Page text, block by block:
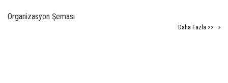
Organizasyon Şeması
Daha Fazla >>